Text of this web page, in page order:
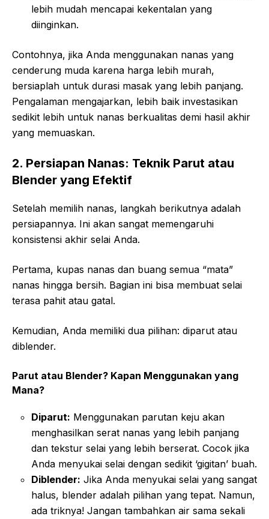
lebih mudah mencapai kekentalan yang
diinginkan.
Contohnya, jika Anda menggunakan nanas yang
cenderung muda karena harga lebih murah,
bersiaplah untuk durasi masak yang lebih panjang.
Pengalaman mengajarkan, lebih baik investasikan
sedikit lebih untuk nanas berkualitas demi hasil akhir
yang memuaskan.
2. Persiapan Nanas: Teknik Parut atau
Blender yang Efektif
Setelah memilih nanas, langkah berikutnya adalah
persiapannya. Ini akan sangat memengaruhi
konsistensi akhir selai Anda.
Pertama, kupas nanas dan buang semua “mata”
nanas hingga bersih. Bagian ini bisa membuat selai
terasa pahit atau gatal.
Kemudian, Anda memiliki dua pilihan: diparut atau
diblender.
Parut atau Blender? Kapan Menggunakan yang
Mana?
Diparut: Menggunakan parutan keju akan
menghasilkan serat nanas yang lebih panjang
dan tekstur selai yang lebih berserat. Cocok jika
Anda menyukai selai dengan sedikit ‘gigitan’ buah.
Diblender: Jika Anda menyukai selai yang sangat
halus, blender adalah pilihan yang tepat. Namun,
ada triknya! Jangan tambahkan air sama sekali